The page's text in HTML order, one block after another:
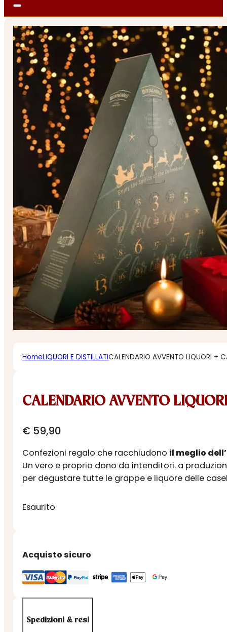
HomeLIQUORI E DISTILLATICALENDARIO AVVENTO LIQUORI +
CALENDARIO AVVENTO
€ 59,90
Confezioni regalo che racchiudono il meglio
Un vero e proprio dono da intenditori. a
per degustare tutte le grappe e liquore delle
Esaurito
Acquisto sicuro
Spedizioni & resi